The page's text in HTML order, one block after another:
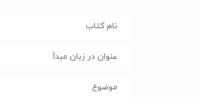
نام کتاب
عنوان در زبان مبدأ
موضوع